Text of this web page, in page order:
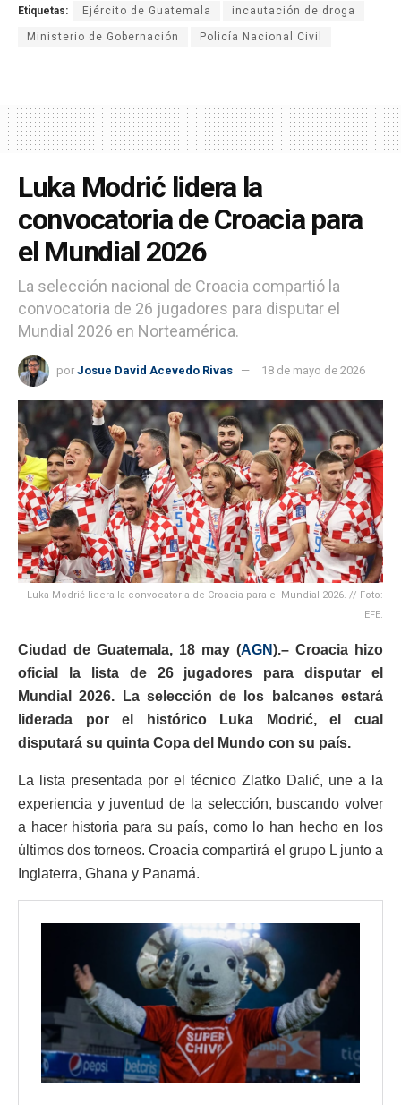
Etiquetas: Ejército de Guatemala incautación de droga
Ministerio de Gobernación Policía Nacional Civil
Luka Modrić lidera la
convocatoria de Croacia para
el Mundial 2026
La selección nacional de Croacia compartió la
convocatoria de 26 jugadores para disputar el
Mundial 2026 en Norteamérica.
por Josue David Acevedo Rivas 18 de mayo de 2026
Luka Modrić lidera la convocatoria de Croacia para el Mundial 2026. // Foto:
EFE.
Ciudad de Guatemala, 18 may (AGN).– Croacia hizo
oficial la lista de 26 jugadores para disputar el
Mundial 2026. La selección de los balcanes estará
liderada por el histórico Luka Modrić, el cual
disputará su quinta Copa del Mundo con su país.
La lista presentada por el técnico Zlatko Dalić, une a la
experiencia y juventud de la selección, buscando volver
a hacer historia para su país, como lo han hecho en los
últimos dos torneos. Croacia compartirá el grupo L junto a
Inglaterra, Ghana y Panamá.